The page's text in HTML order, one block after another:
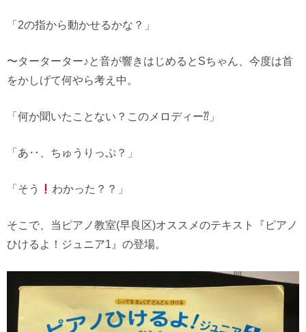
「2の指から動かせるかな？」
〜ターターター♪と音が響きはじめるとSちゃん、今度は首
をかしげて何やら考え中。
「何か聞いたことない？このメロディー⁇」
「あ‥、ちゅうりっぷ？」
「そう わかった？？」
そこで、当ピアノ教室(早良区)オススメのテキスト『ピアノ
ひけるよ！ジュニア1』の登場。